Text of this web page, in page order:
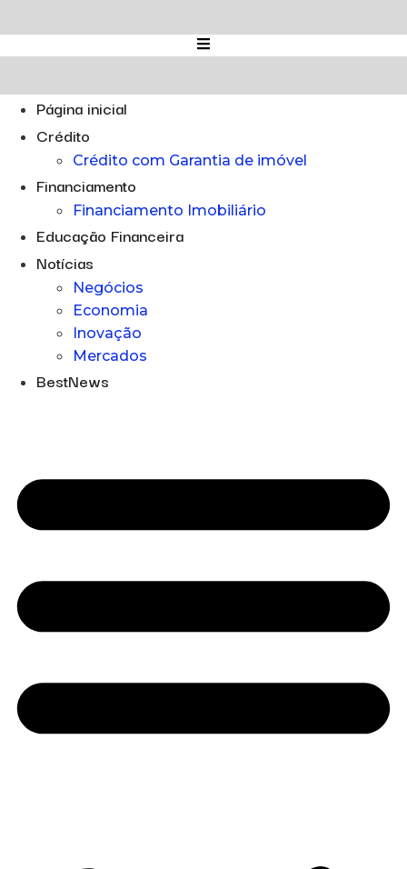
para
o
Página inicial
Crédito
Crédito com Garantia de imóvel
Financiamento
Financiamento Imobiliário
Educação Financeira
Notícias
Negócios
Economia
Inovação
Mercados
BestNews